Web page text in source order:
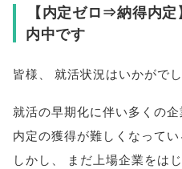
【内定ゼロ⇒納得内定
内中です
皆様、 就活状況はいかがで
就活の早期化に伴い多くの
内定の獲得が難しくなって
しかし 、 まだ上場企業をは